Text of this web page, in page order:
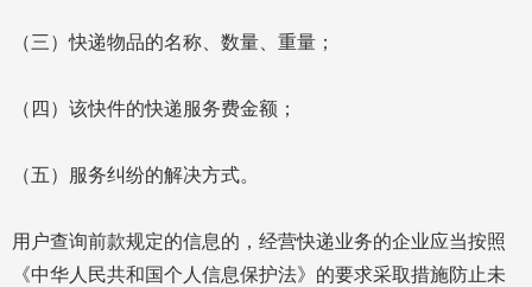
（三）快递物品的名称、数量、重量；
（四）该快件的快递服务费金额；
（五）服务纠纷的解决方式。
用户查询前款规定的信息的，经营快递业务的企业应当按照
《中华人民共和国个人信息保护法》的要求采取措施防止未